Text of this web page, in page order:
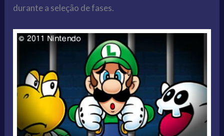
durante a seleção de fases.